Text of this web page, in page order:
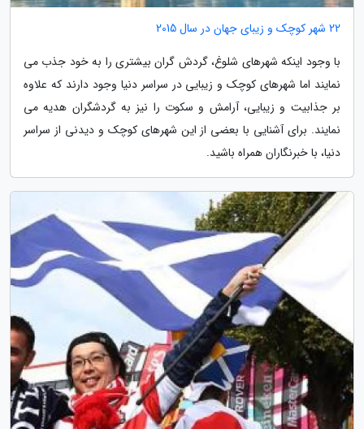
22 شهر کوچک و زیبای جهان در سال 2015
با وجود اینکه شهرهای شلوغ، گردش گران بیشتری را به خود جذب می
نمایند اما شهرهای کوچک و زیبایی در سراسر دنیا وجود دارند که علاوه
بر جذابیت و زیبایی، آرامش و سکوت را نیز به گردشگران هدیه می
نمایند. برای آشنایی با بعضی از این شهرهای کوچک و دیدنی از سراسر
دنیا، با خبرنگاران همراه باشید.